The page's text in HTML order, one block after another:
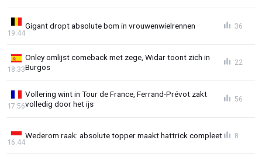
Gigant dropt absolute bom in vrouwenwielrennen
19:44
36
Onley omlijst comeback met zege, Widar toont zich in
Burgos
18:33
22
Vollering wint in Tour de France, Ferrand-Prévot zakt
volledig door het ijs
17:56
56
Wederom raak: absolute topper maakt hattrick compleet
16:44
8